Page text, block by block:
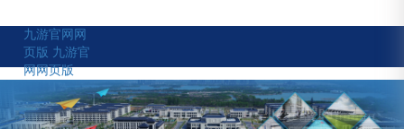
九游官网网
页版 九游官
网网页版